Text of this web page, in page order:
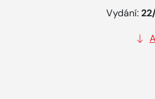
Vydání: